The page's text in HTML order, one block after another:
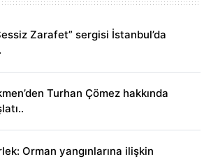
Zarafet” sergisi İstanbul’da
Turhan Çömez hakkında
Orman yangınlarına ilişkin